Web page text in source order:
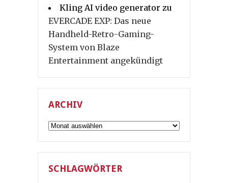
Kling AI video generator zu
EVERCADE EXP: Das neue
Handheld-Retro-Gaming-
System von Blaze
Entertainment angekündigt
ARCHIV
Archiv
SCHLAGWÖRTER